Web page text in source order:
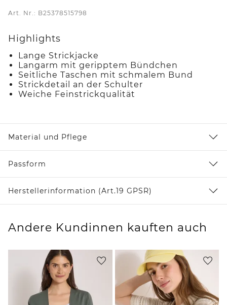
Art. Nr.: B25378515798
Highlights
Lange Strickjacke
Langarm mit geripptem Bündchen
Seitliche Taschen mit schmalem Bund
Strickdetail an der Schulter
Weiche Feinstrickqualität
Material und Pflege
Passform
Herstellerinformation (Art.19 GPSR)
Andere Kundinnen kauften auch